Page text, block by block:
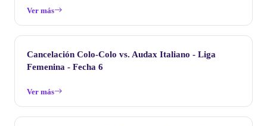
Ver más
Cancelación Colo-Colo vs. Audax Italiano - Liga
Femenina - Fecha 6
Ver más